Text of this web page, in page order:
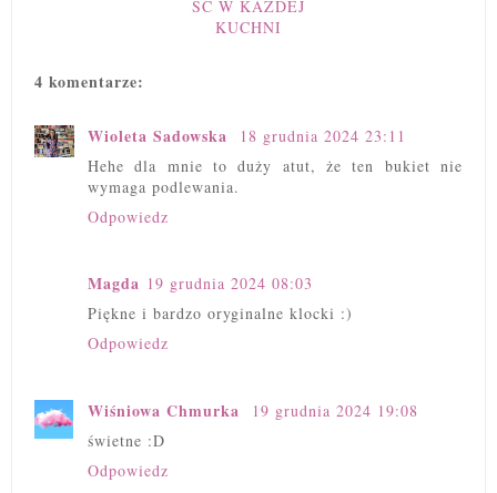
ŚĆ W KAŻDEJ
KUCHNI
4 komentarze:
Wioleta Sadowska
18 grudnia 2024 23:11
Hehe dla mnie to duży atut, że ten bukiet nie
wymaga podlewania.
Odpowiedz
Magda 19 grudnia 2024 08:03
Piękne i bardzo oryginalne klocki :)
Odpowiedz
Wiśniowa Chmurka
19 grudnia 2024 19:08
świetne :D
Odpowiedz